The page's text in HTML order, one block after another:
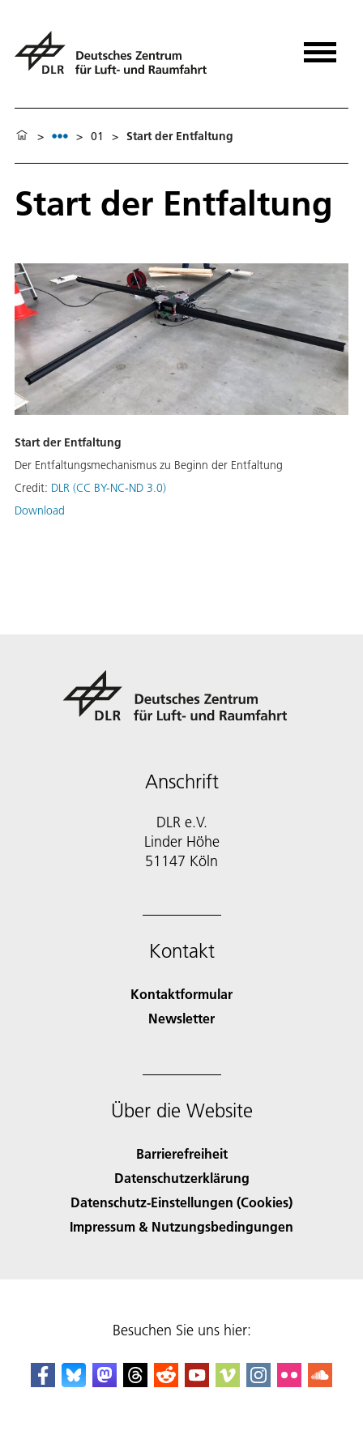
> > 01 > Start der Entfaltung
Start der Entfaltung
Start der Entfaltung
Der Entfaltungsmechanismus zu Beginn der Entfaltung
Credit: DLR (CC BY-NC-ND 3.0)
Download
Anschrift
DLR e.V.
Linder Höhe
51147 Köln
Kontakt
Kontaktformular
Newsletter
Über die Website
Barrierefreiheit
Datenschutzerklärung
Datenschutz-Einstellungen (Cookies)
Impressum & Nutzungsbedingungen
Besuchen Sie uns hier: